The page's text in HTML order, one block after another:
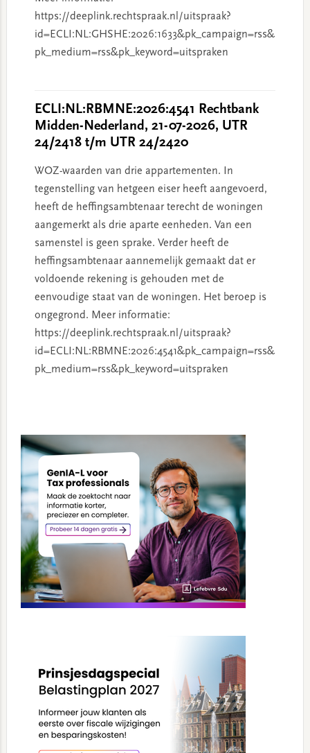
https://deeplink.rechtspraak.nl/uitspraak?
id=ECLI:NL:GHSHE:2026:1633&pk_campaign=rss&
pk_medium=rss&pk_keyword=uitspraken
ECLI:NL:RBMNE:2026:4541 Rechtbank
Midden-Nederland, 21-07-2026, UTR
24/2418 t/m UTR 24/2420
WOZ-waarden van drie appartementen. In
tegenstelling van hetgeen eiser heeft aangevoerd,
heeft de heffingsambtenaar terecht de woningen
aangemerkt als drie aparte eenheden. Van een
samenstel is geen sprake. Verder heeft de
heffingsambtenaar aannemelijk gemaakt dat er
voldoende rekening is gehouden met de
eenvoudige staat van de woningen. Het beroep is
ongegrond. Meer informatie:
https://deeplink.rechtspraak.nl/uitspraak?
id=ECLI:NL:RBMNE:2026:4541&pk_campaign=rss&
pk_medium=rss&pk_keyword=uitspraken
Sidebar